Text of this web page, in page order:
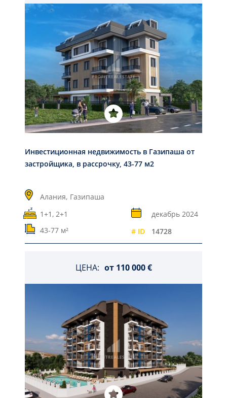
Инвестиционная недвижимость в Газипаша от
застройщика, в рассрочку, 43-77 м2
Алания, Газипаша
1+1, 2+1
декабрь 2024
43-77 м²
# ID 14728
ЦЕНА: от 110 000 €